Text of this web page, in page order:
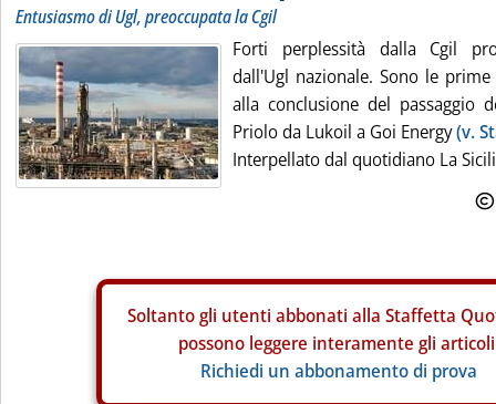
Entusiasmo di Ugl, preoccupata la Cgil
Forti perplessità dalla Cgil
dall'Ugl nazionale. Sono le
alla conclusione del passaggio
Priolo da Lukoil a Goi Energy(v.
Interpellato dal quotidiano La
Soltanto gli utenti abbonati alla Staffetta
possono leggere interamente gli
Richiedi un abbonamento di prova